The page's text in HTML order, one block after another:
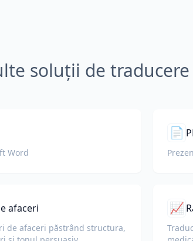
soluții de traducere
Word
📄
afaceri
de afaceri păstrând structura,
📈